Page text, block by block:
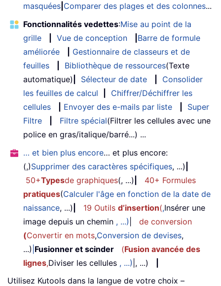
masquées Comparer des plages et des colonnes...
Fonctionnalités vedettes:Mise au point de la
grille
Vue de conception
Barre de formule
améliorée
Gestionnaire de classeurs et de
feuilles
Bibliothèque de ressources(Texte
automatique)
Sélecteur de date
Consolider
les feuilles de calcul
Chiffrer/Déchiffrer les
cellules
Envoyer des e-mails par liste
Super
Filtre
Filtre spécial(Filtrer les cellules avec une
police en gras/italique/barré...) ...
… et bien plus encore… et plus encore:
(,)Supprimer des caractères spécifiques, ...)
50+Typesde graphiques(, ...)
40+ Formules
pratiques(Calculer l'âge en fonction de la date de
naissance, ...) 19 Outils d’insertion(,Insérer une
image depuis un chemin , ...)
de conversion
(Convertir en mots,Conversion de devises,
...) Fusionner et scinder (Fusion avancée des
lignes,Diviser les cellules , ...) |, ...)
Utilisez Kutools dans la langue de votre choix –